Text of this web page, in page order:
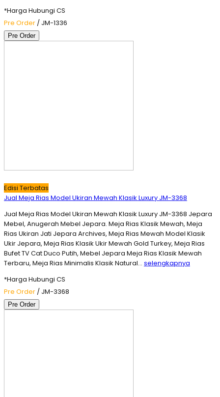
*Harga Hubungi CS
Pre Order / JM-1336
Pre Order
Edisi Terbatas
Jual Meja Rias Model Ukiran Mewah Klasik Luxury JM-3368
Jual Meja Rias Model Ukiran Mewah Klasik Luxury JM-3368 Jepara
Mebel, Anugerah Mebel Jepara. Meja Rias Klasik Mewah, Meja
Rias Ukiran Jati Jepara Archives, Meja Rias Mewah Model Klasik
Ukir Jepara, Meja Rias Klasik Ukir Mewah Gold Turkey, Meja Rias
Bufet TV Cat Duco Putih, Mebel Jepara Meja Rias Klasik Mewah
Terbaru, Meja Rias Minimalis Klasik Natural… selengkapnya
*Harga Hubungi CS
Pre Order / JM-3368
Pre Order